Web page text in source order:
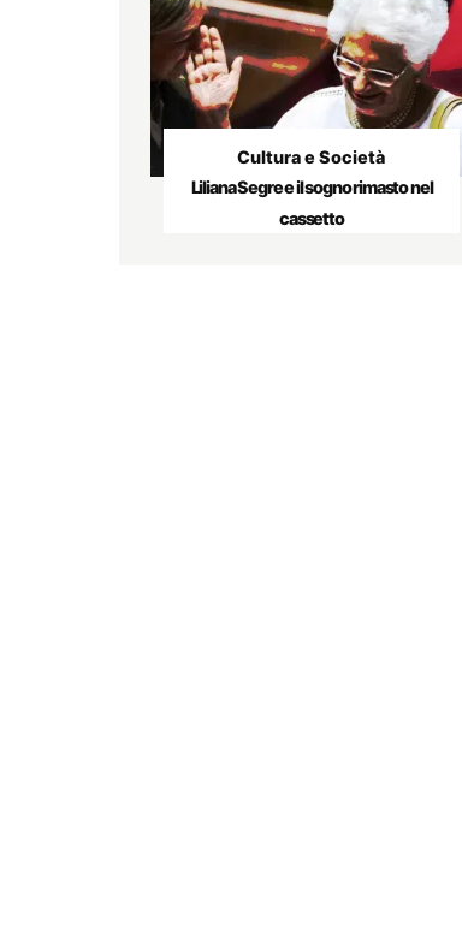
Cultura e Società
Liliana Segre e il sogno rimasto nel
cassetto